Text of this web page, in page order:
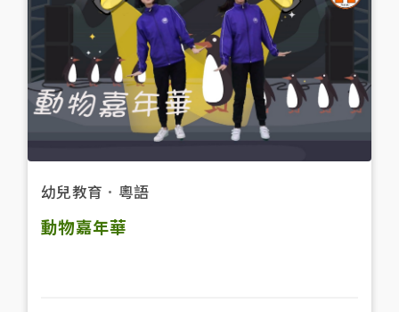
幼兒教育 ． 粵語
動物嘉年華